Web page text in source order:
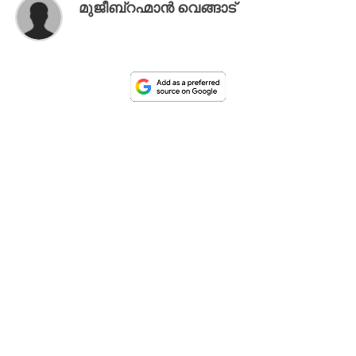
മുജീബ്‌റഹ്മാന്‍ വെങ്ങാട്